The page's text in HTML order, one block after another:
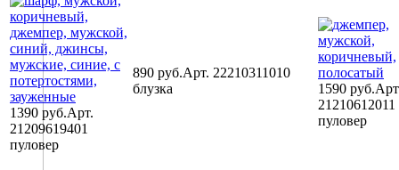
1390 руб.Арт.
21209619401
пуловер
890 руб.Арт. 22210311010
блузка
1590 руб.
21210612011
пуловер